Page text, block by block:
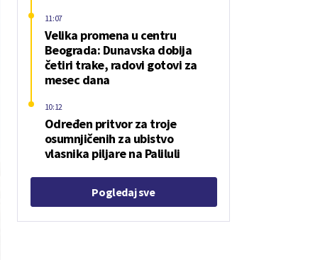
Velika promena u centru
Beograda: Dunavska dobija
četiri trake, radovi gotovi za
mesec dana
11:07
Određen pritvor za troje
osumnjičenih za ubistvo
vlasnika piljare na Paliluli
10:12
Pogledaj sve